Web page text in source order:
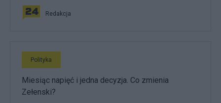
Redakcja
Polityka
Miesiąc napięć i jedna decyzja. Co zmienia
Zełenski?